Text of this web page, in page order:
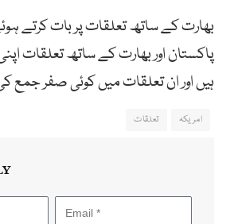
بھارت کے ساتھ تعلقات پر بات کرتے
پاکستان اور بھارت کے ساتھ تعلقات
ہیں اور ان تعلقات میں کوئی صفر جمع
امریکہ تعلقات